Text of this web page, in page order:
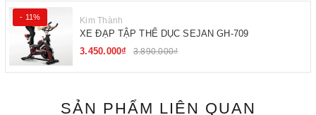
- 11% Kim Thành
XE ĐẠP TẬP THỂ DỤC SEJAN GH-709
3.450.000₫
3.890.000₫
SẢN PHẨM LIÊN QUAN